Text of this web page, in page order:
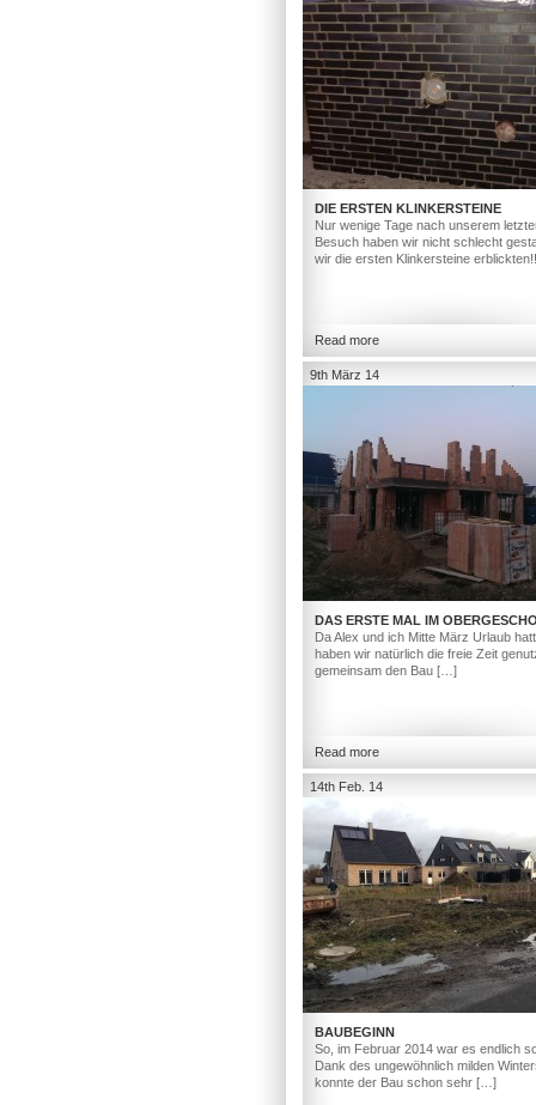
DIE ERSTEN KLINKERSTEINE
Nur wenige Tage nach unserem
Besuch haben wir nicht schlecht
wir die ersten Klinkersteine
Read more
9th März 14
DAS ERSTE MAL IM
Da Alex und ich Mitte März Urlaub
haben wir natürlich die freie Zeit
gemeinsam den Bau […]
Read more
14th Feb. 14
BAUBEGINN
So, im Februar 2014 war es endlich
Dank des ungewöhnlich milden
konnte der Bau schon sehr […]